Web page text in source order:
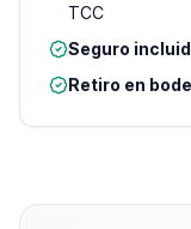
TCC
Seguro
Retiro en